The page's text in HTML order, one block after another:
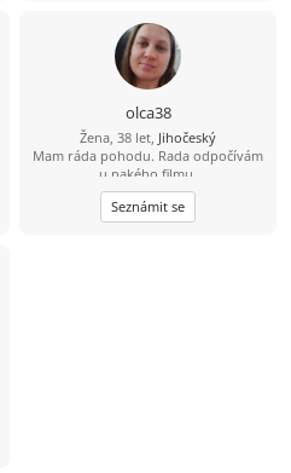
olca38
Žena, 38 let, Jihočeský
Mam ráda pohodu. Rada odpočívám
u nakého filmu.
Seznámit se